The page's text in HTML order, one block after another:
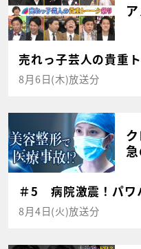
売れっ子芸人の貴重
8月6日(木)放送分
＃5 病院激震！パワ
8月4日(火)放送分